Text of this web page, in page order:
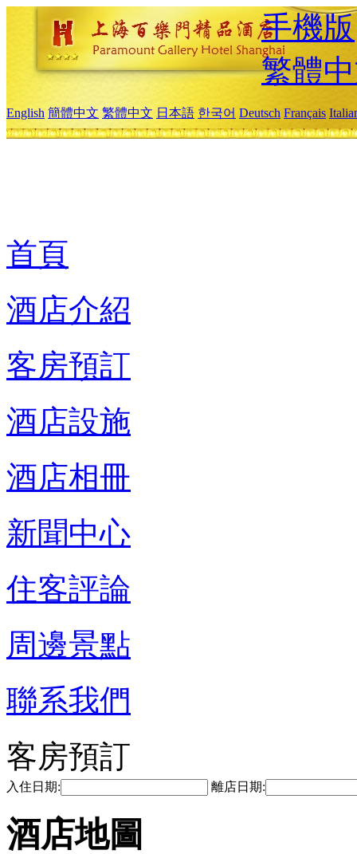
手機版
繁體
English 簡體中文 繁體中文 日本語 한국어 Deutsch Français
首頁
酒店介紹
客房預訂
酒店設施
酒店相冊
新聞中心
住客評論
周邊景點
聯系我們
客房預訂
入住日期: 離店日期:
酒店地圖